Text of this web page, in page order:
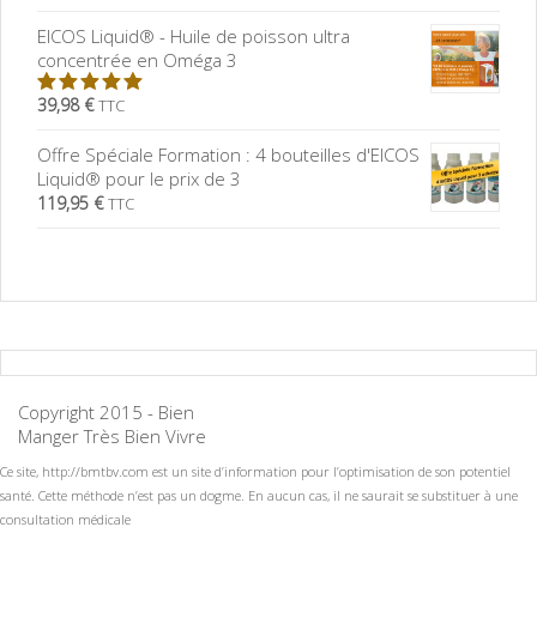
EICOS Liquid® - Huile de poisson ultra
concentrée en Oméga 3
5.00 sur
39,98 € TTC
Offre Spéciale Formation : 4 bouteilles d'EICOS
Liquid® pour le prix de 3
119,95 € TTC
Copyright 2015 - Bien
Manger Très Bien Vivre
Ce site, http://bmtbv.com est un site d’information pour l’optimisation de son potentiel
santé. Cette méthode n’est pas un dogme. En aucun cas, il ne saurait se substituer à une
consultation médicale